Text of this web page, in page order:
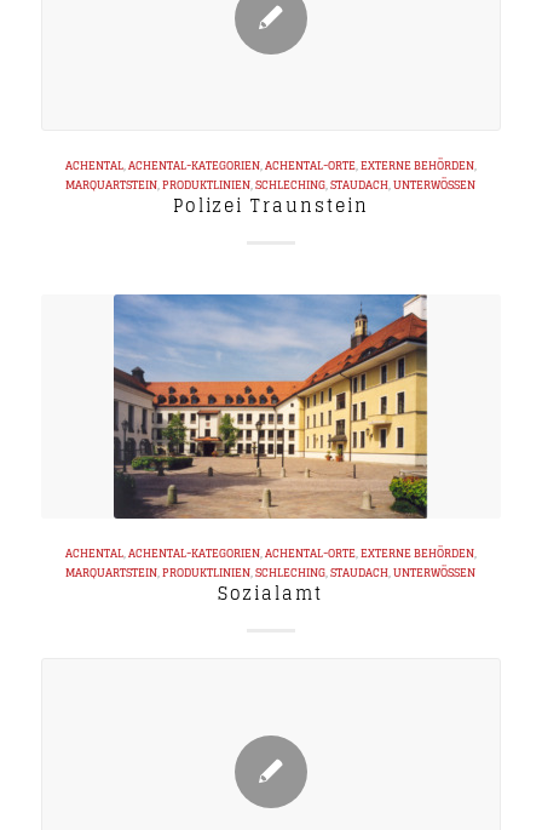
ACHENTAL,ACHENTAL-KATEGORIEN,ACHENTAL-ORTE,EXTERNE BEHÖRDEN,
MARQUARTSTEIN,PRODUKTLINIEN,SCHLECHING,STAUDACH,UNTERWÖSSEN
Polizei Traunstein
ACHENTAL,ACHENTAL-KATEGORIEN,ACHENTAL-ORTE,EXTERNE BEHÖRDEN,
MARQUARTSTEIN,PRODUKTLINIEN,SCHLECHING,STAUDACH,UNTERWÖSSEN
Sozialamt